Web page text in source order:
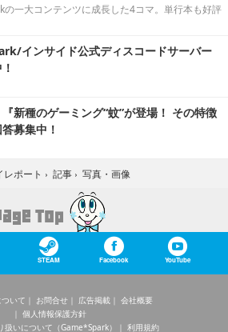
一大コンテンツに成長した4コマ。単行本も好評
インサイド公式ディスコードサーバー
『新種のゲーミング“蚊”が登場！ その特徴
募集中！
レポート › 記事 › 写真・画像
STEAM Facebook YouTube
いて お問合せ 広告掲載
会社概要
個人情報保護方針
扱いについて（Game*Spark）
利用規約